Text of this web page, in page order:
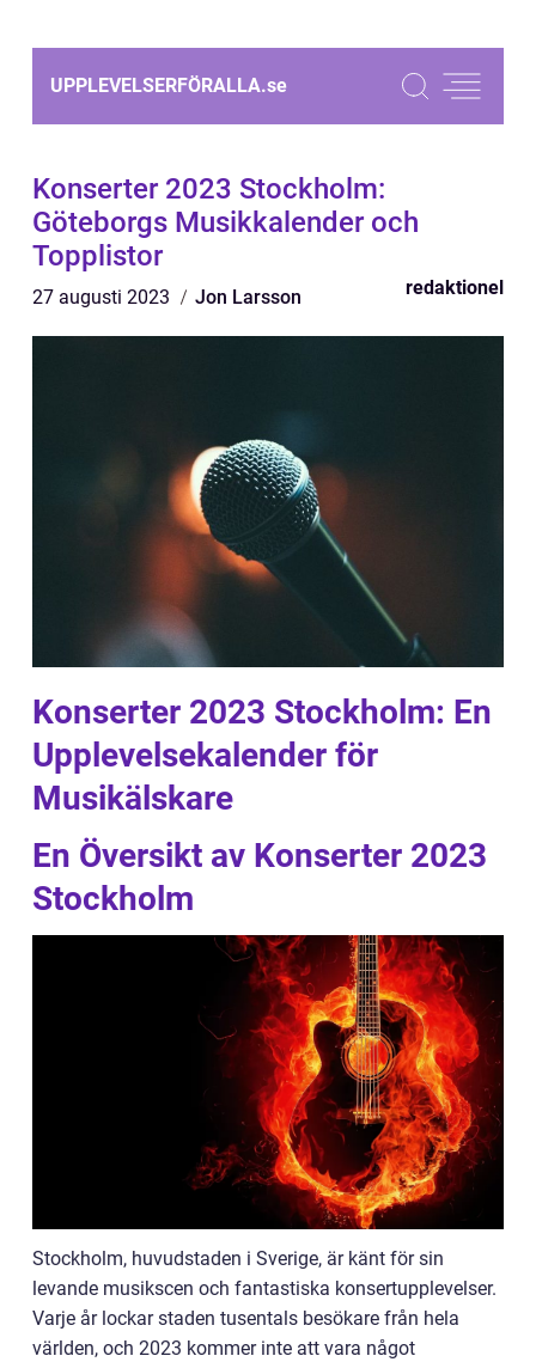
UPPLEVELSERFÖRALLA.se
Konserter 2023 Stockholm:
Göteborgs Musikkalender och
Topplistor
27 augusti 2023 Jon Larsson redaktionel
Konserter 2023 Stockholm: En
Upplevelsekalender för
Musikälskare
En Översikt av Konserter 2023
Stockholm
Stockholm, huvudstaden i Sverige, är känt för sin
levande musikscen och fantastiska konsertupplevelser.
Varje år lockar staden tusentals besökare från hela
världen, och 2023 kommer inte att vara något